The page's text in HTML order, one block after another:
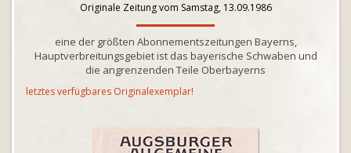
Originale Zeitung vom Samstag, 13.09.1986
eine der größten Abonnementszeitungen Bayerns,
Hauptverbreitungsgebiet ist das bayerische Schwaben und
die angrenzenden Teile Oberbayerns
letztes verfügbares Originalexemplar!